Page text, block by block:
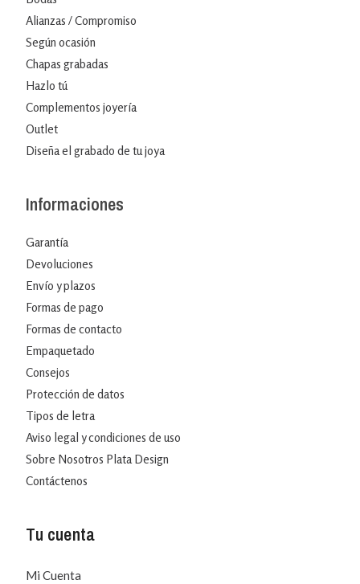
Alianzas / Compromiso
Según ocasión
Chapas grabadas
Hazlo tú
Complementos joyería
Outlet
Diseña el grabado de tu joya
Informaciones
Garantía
Devoluciones
Envío y plazos
Formas de pago
Formas de contacto
Empaquetado
Consejos
Protección de datos
Tipos de letra
Aviso legal y condiciones de uso
Sobre Nosotros Plata Design
Contáctenos
Tu cuenta
Mi Cuenta